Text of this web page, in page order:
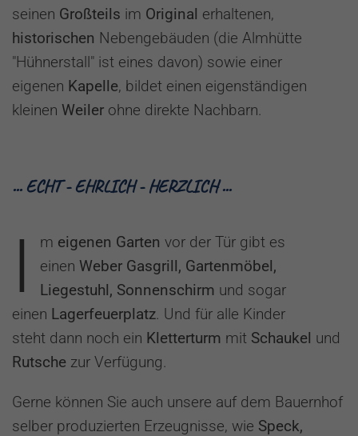
seinen Großteils im Original erhaltenen,
historischen Nebengebäuden (die Almhütte
"Hühnerstall" ist eines davon) sowie einer
eigenen Kapelle, bildet einen eigenständigen
kleinen Weiler ohne direkte Nachbarn.
... ECHT - EHRLICH - HERZLICH ...
I m eigenen Garten vor der Tür gibt es
einen Weber Gasgrill, Gartenmöbel,
Liegestuhl, Sonnenschirm und sogar
einen Lagerfeuerplatz. Und für alle Kinder
steht dann noch ein Kletterturm mit Schaukel und
Rutsche zur Verfügung.
Gerne können Sie auch unsere auf dem Bauernhof
selber produzierten Erzeugnisse, wie Speck,